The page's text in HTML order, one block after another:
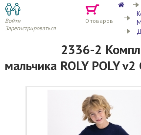
Войти
Зарегистрироваться
0 товаров
2336-2
мальчика ROLY POLY